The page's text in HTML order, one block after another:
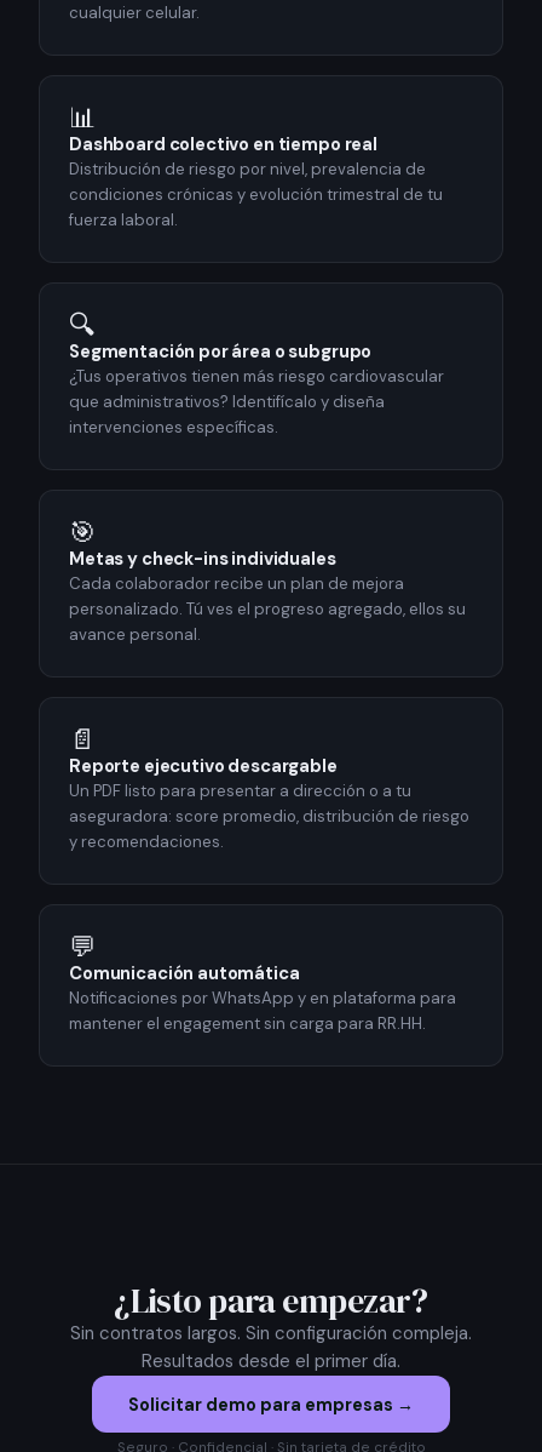
cualquier celular.
📊
Dashboard colectivo en tiempo real
Distribución de riesgo por nivel, prevalencia de
condiciones crónicas y evolución trimestral de tu
fuerza laboral.
🔍
Segmentación por área o subgrupo
¿Tus operativos tienen más riesgo cardiovascular
que administrativos? Identifícalo y diseña
intervenciones específicas.
🎯
Metas y check-ins individuales
Cada colaborador recibe un plan de mejora
personalizado. Tú ves el progreso agregado, ellos su
avance personal.
📄
Reporte ejecutivo descargable
Un PDF listo para presentar a dirección o a tu
aseguradora: score promedio, distribución de riesgo
y recomendaciones.
💬
Comunicación automática
Notificaciones por WhatsApp y en plataforma para
mantener el engagement sin carga para RR.HH.
¿Listo para empezar?
Sin contratos largos. Sin configuración compleja.
Resultados desde el primer día.
Solicitar demo para empresas →
Seguro · Confidencial · Sin tarjeta de crédito